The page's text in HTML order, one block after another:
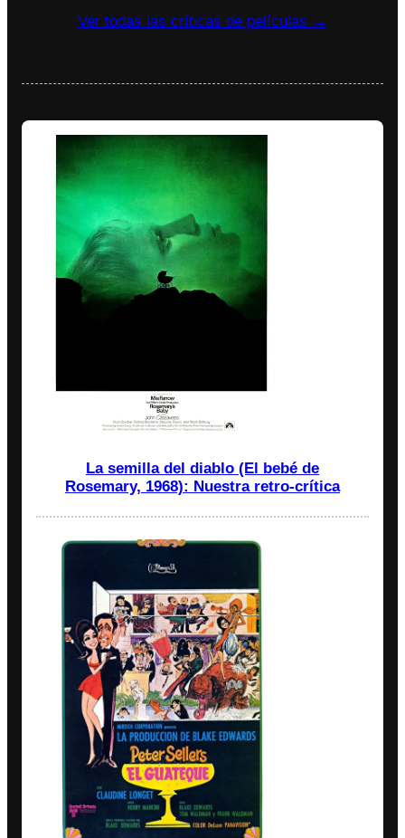
Ver todas las críticas de películas →
La semilla del diablo (El bebé de
Rosemary, 1968): Nuestra retro-crítica